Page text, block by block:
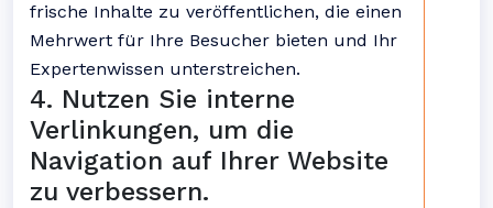
frische Inhalte zu veröffentlichen, die einen
Mehrwert für Ihre Besucher bieten und Ihr
Expertenwissen unterstreichen.
4. Nutzen Sie interne
Verlinkungen, um die
Navigation auf Ihrer Website
zu verbessern.